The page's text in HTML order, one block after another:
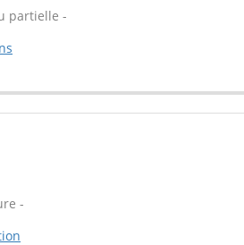
partielle -
-